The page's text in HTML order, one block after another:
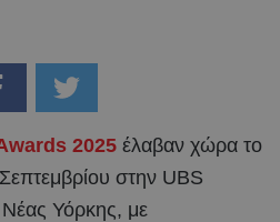
2025 έλαβαν χώρα το
στην UBS
Υόρκης, με